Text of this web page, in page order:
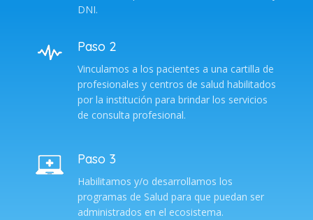
DNI.
Paso 2
Vinculamos a los pacientes a una cartilla de
profesionales y centros de salud habilitados
por la institución para brindar los servicios
de consulta profesional.
Paso 3
Habilitamos y/o desarrollamos los
programas de Salud para que puedan ser
administrados en el ecosistema.